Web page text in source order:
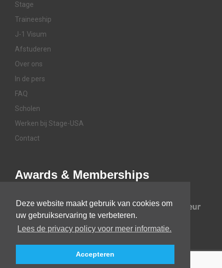
Deze website maakt gebruik van cookies om
uw gebruikservaring te verbeteren.
Lees de privacy policy voor meer informatie.
Accepteren
Stage
Traineeship
J-1 Visum
Afstuderen
Over ons
In de pers
FAQ
Scholen
Werken bij Stage-USA
Contact
Awards & Memberships